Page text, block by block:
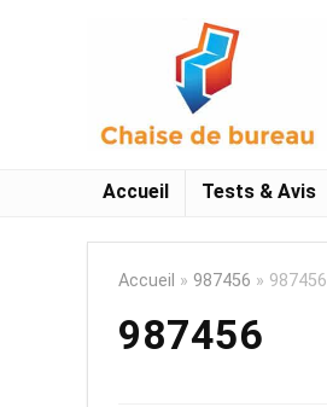
Accueil Tests & Avis
Accueil » 987456 » 987456
987456